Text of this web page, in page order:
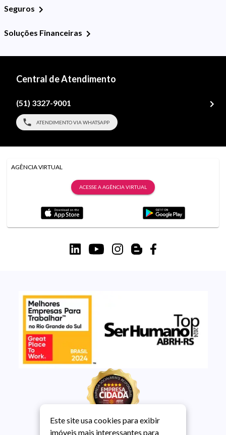
Seguros
Soluções Financeiras
Central de Atendimento
(51) 3327-9001
ATENDIMENTO VIA WHATSAPP
AGÊNCIA VIRTUAL
ACESSE A AGÊNCIA VIRTUAL
Este site usa cookies para exibir
imóveis mais interessantes para